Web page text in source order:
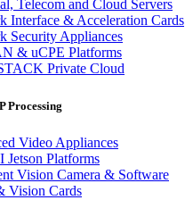
Telecom and Cloud Servers
Interface & Acceleration Cards
Security Appliances
& uCPE Platforms
Private Cloud
Processing
Video Appliances
Jetson Platforms
Vision Camera & Software
Vision Cards